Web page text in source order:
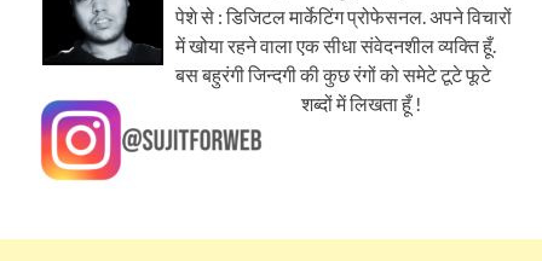
पेशे से : डिजिटल मार्केटिंग प्रोफेसनल. अपने विचारों
में खोया रहने वाला एक सीधा संवेदनशील व्यक्ति हूँ.
बस बहुरंगी जिन्दगी की कुछ रंगों को समेटे टूटे फूटे
शब्दों में लिखता हूँ !